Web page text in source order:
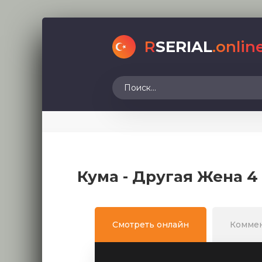
RSERIAL
Кума - Другая Жена 4
Смотреть онлайн